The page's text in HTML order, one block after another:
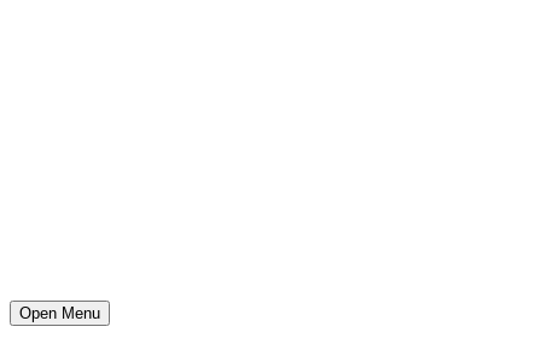
Open Menu